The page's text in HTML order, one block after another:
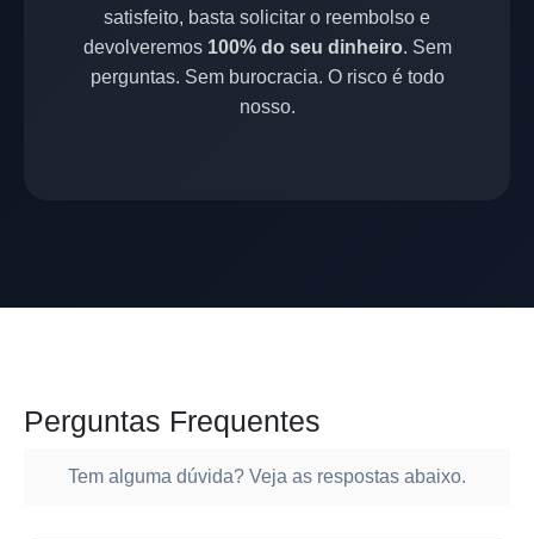
satisfeito, basta solicitar o reembolso e
devolveremos 100% do seu dinheiro. Sem
perguntas. Sem burocracia. O risco é todo
nosso.
Perguntas Frequentes
Tem alguma dúvida? Veja as respostas abaixo.